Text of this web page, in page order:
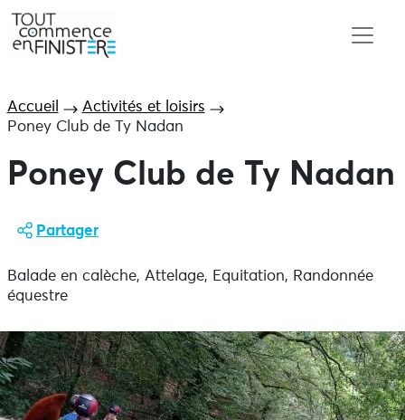
Accueil
Activités et loisirs
Poney Club de Ty Nadan
Poney Club de Ty Nadan
Partager
Balade en calèche, Attelage, Equitation, Randonnée
équestre